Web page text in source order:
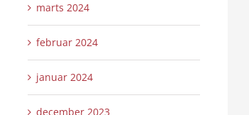
marts 2024
februar 2024
januar 2024
december 2023